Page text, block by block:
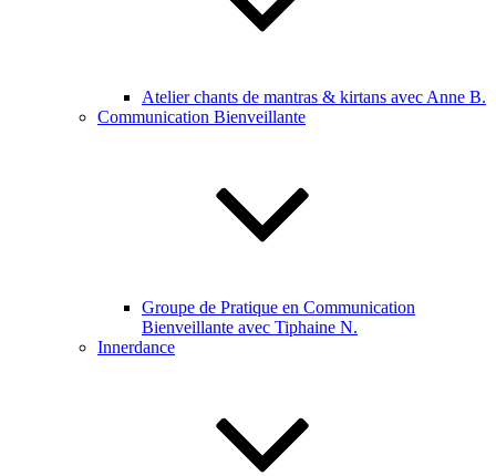
Atelier chants de mantras & kirtans avec Anne B.
Communication Bienveillante
Groupe de Pratique en Communication
Bienveillante avec Tiphaine N.
Innerdance